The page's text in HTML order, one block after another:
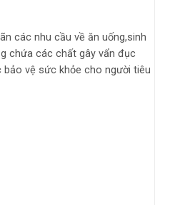
các nhu cầu về ăn uống,sinh
chứa các chất gây vẩn đục
vệ sức khỏe cho người tiêu